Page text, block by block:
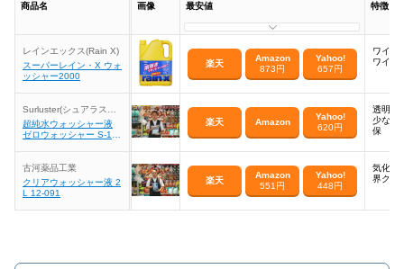
商品名 画像 最安値 特徴
レインエックス(Rain X)
スーパーレイン・X ウォ
ッシャー2000
楽天
Amazon
873円
Yahoo!
657円
ワイパ
ワイパ
Surluster(シュアラスタ
ー)
超純水ウォッシャー液
ゼロウォッシャー S-10
楽天 Amazon
Yahoo!
620円
透明度
少ない
保
古河薬品工業
クリアウォッシャー液 2
L 12-091
楽天
Amazon
551円
Yahoo!
448円
気化性
界クリ